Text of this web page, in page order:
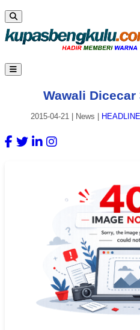
Wawali Dicecar
2015-04-21 News HEADLINE